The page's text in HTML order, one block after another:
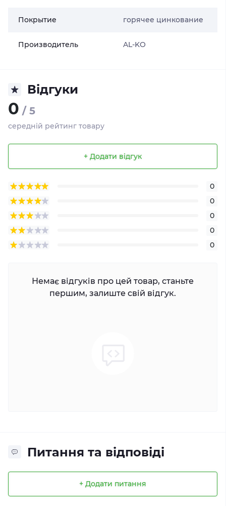
Покрытие горячее цинкование
Производитель AL-KO
Відгуки
0 / 5
середній рейтинг товару
+ Додати відгук
0
0
0
0
0
Немає відгуків про цей товар, станьте
першим, залиште свій відгук.
Питання та відповіді
+ Додати питання